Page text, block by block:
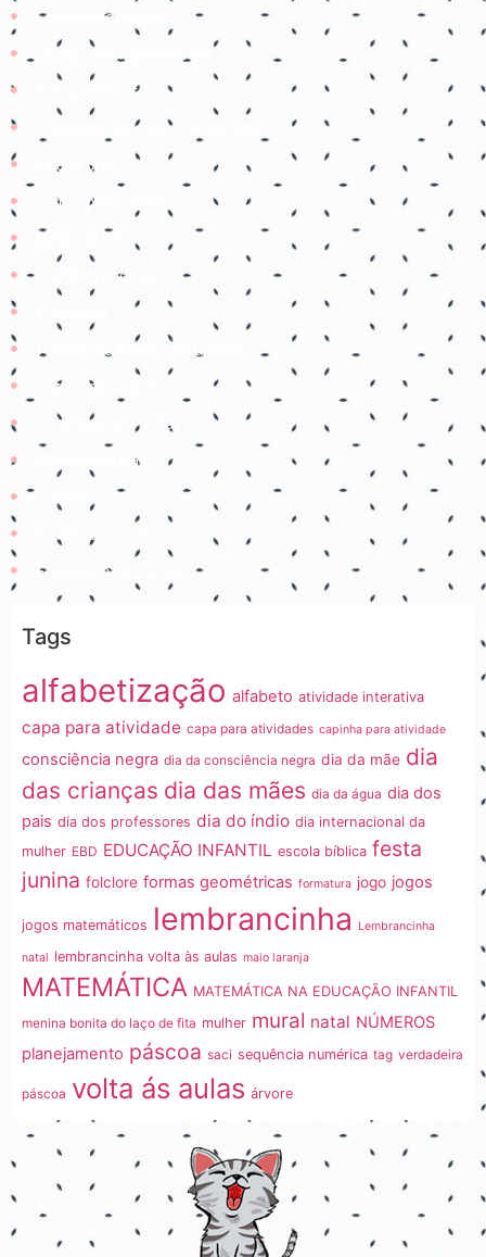
Coruja Pedagogica
Pedagogia Ingrid Moraes
SOS professor
Atividades Pedagógicas Suzano
Etiene prof
Tudo é pedagógico
Balão de Ideias
Prof Roh Pedroso
Professora Rebeca Neumann
Jogos educativos
Coisinhas da Tia Cal
@ProfessoraGii
Professora Lisiê
Ensinando com amor
Tags
alfabetização alfabeto atividade interativa
capa para atividade capa para atividades capinha para atividade
consciência negra dia da consciência negra dia da mãe dia
das crianças dia das mães dia da água dia dos
pais dia dos professores dia do índio dia internacional da
mulher EBD EDUCAÇÃO INFANTIL escola bíblica festa
junina folclore formas geométricas formatura jogo jogos
jogos matemáticos lembrancinha Lembrancinha
natal lembrancinha volta às aulas maio laranja
MATEMÁTICA MATEMÁTICA NA EDUCAÇÃO INFANTIL
menina bonita do laço de fita mulher mural natal NÚMEROS
planejamento páscoa saci sequência numérica tag verdadeira
páscoa volta ás aulas árvore